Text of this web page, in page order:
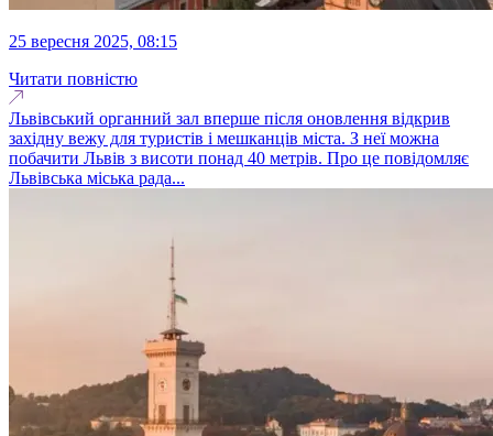
25 вересня 2025, 08:15
Читати повністю
Львівський органний зал вперше після оновлення відкрив
західну вежу для туристів і мешканців міста. З неї можна
побачити Львів з висоти понад 40 метрів. Про це повідомляє
Львівська міська рада...